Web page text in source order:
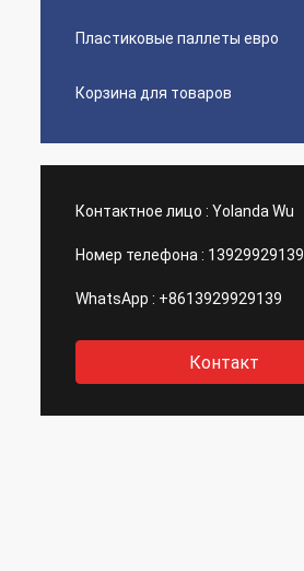
Пластиковые паллеты евро
Корзина для товаров
Контактное лицо : Yolanda Wu
Номер телефона : 13929929139
WhatsApp : +8613929929139
Контакт